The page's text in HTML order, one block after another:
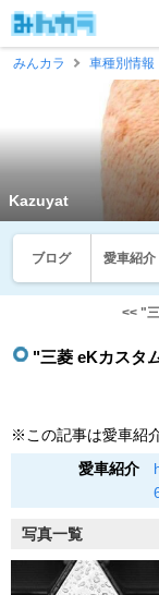
みんカラ
車種別情報
Kazuyat
ブログ 愛車紹介
<< "
"三菱 eKカスタ
※この記事は愛車紹
愛車紹介
写真一覧